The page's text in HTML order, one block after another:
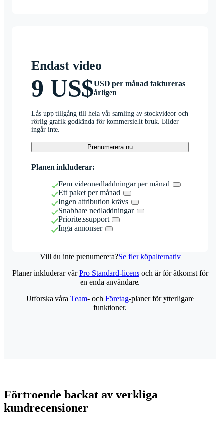
Endast video
9 US$USD per månad faktureras
årligen
Lås upp tillgång till hela vår samling av stockvideor och
rörlig grafik godkända för kommersiellt bruk. Bilder
ingår inte.
Prenumerera nu
Planen inkluderar:
Fem videonedladdningar per månad
Ett paket per månad
Ingen attribution krävs
Snabbare nedladdningar
Prioritetssupport
Inga annonser
Vill du inte prenumerera?Se fler köpalternativ
Planer inkluderar vårPro Standard-licensoch är för åtkomst för
en enda användare.
Utforska våra Team- och Företag-planer för ytterligare
funktioner.
Förtroende backat av verkliga
kundrecensioner